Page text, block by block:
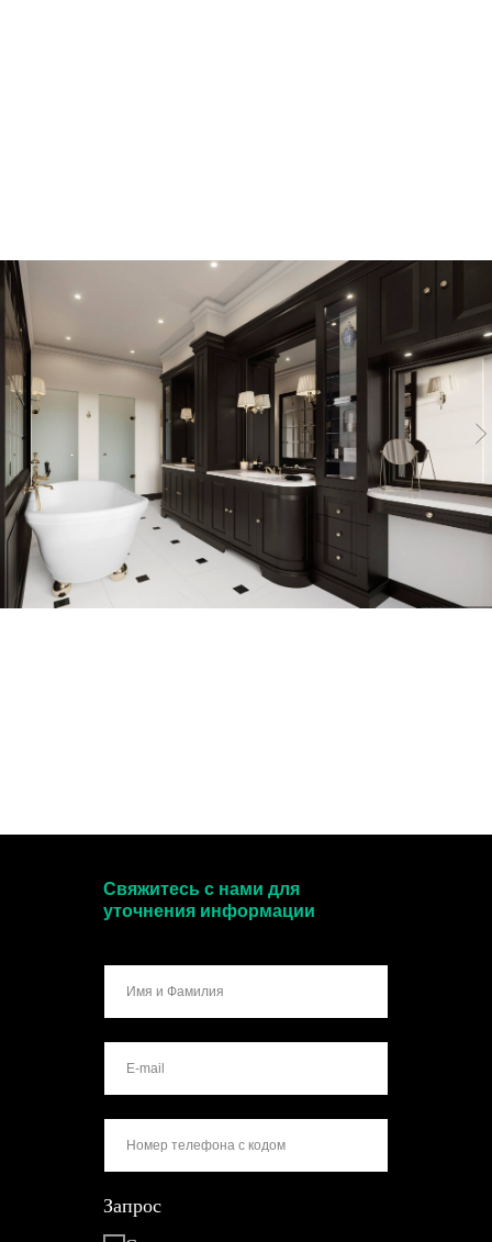
Запрос
Свяжитесь с нами для
уточнения информации